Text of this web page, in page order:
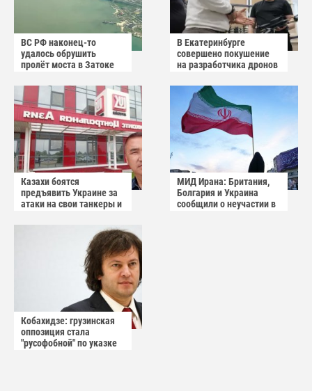
ВС РФ наконец-то
удалось обрушить
пролёт моста в Затоке
В Екатеринбурге
совершено покушение
на разработчика дронов
Казахи боятся
предъявить Украине за
атаки на свои танкеры и
Россию
МИД Ирана: Британия,
Болгария и Украина
сообщили о неучастии в
Кобахидзе: грузинская
оппозиция стала
"русофобной" по указке